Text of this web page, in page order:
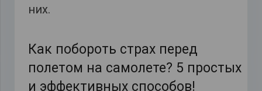
них.
Как побороть страх перед
полетом на самолете? 5 простых
и эффективных способов!